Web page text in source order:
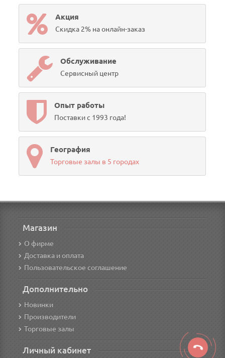
Акция
Скидка 2% на онлайн-заказ
Обслуживание
Сервисный центр
Опыт работы
Поставки с 1993 года!
География
Торговые залы в 5 городах
Магазин
О фирме
Доставка и оплата
Пользовательское соглашение
Дополнительно
Новинки
Производители
Торговые залы
Личный кабинет